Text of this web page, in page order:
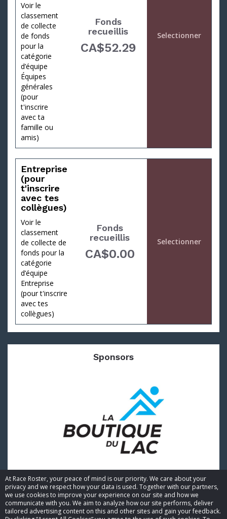
At Race Roster, your peace of mind is our priority. We care about your
privacy and we respect how your data is used. Together with our partners,
we use cookies to improve your experience on our site and how we
communicate with you. We aim to analyze how our site performs, deliver
tailored advertising content on this and other sites and gain your feedback.
Voir le
classement
de collecte
de fonds
pour la
catégorie
d’équipe
Équipes
générales
(pour
t'inscrire
avec ta
famille ou
amis)
Fonds
recueillis
CA$52.29
Selectionner
Entreprise
(pour
t'inscrire
avec tes
collègues)
Voir le
classement
de collecte de
fonds pour la
catégorie
d’équipe
Entreprise
(pour t'inscrire
avec tes
collègues)
Fonds
recueillis
CA$0.00
Selectionner
Sponsors